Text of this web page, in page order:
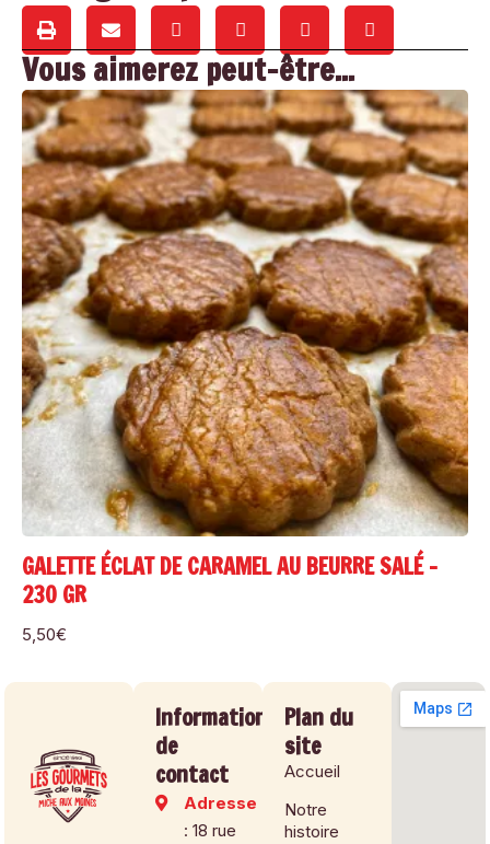
Vous aimerez peut-être...
GALETTE ÉCLAT DE CARAMEL AU BEURRE SALÉ –
230 GR
5,50€
Informations
de
contact
Adresse
: 18 rue
Plan du
site
Accueil
Notre
histoire